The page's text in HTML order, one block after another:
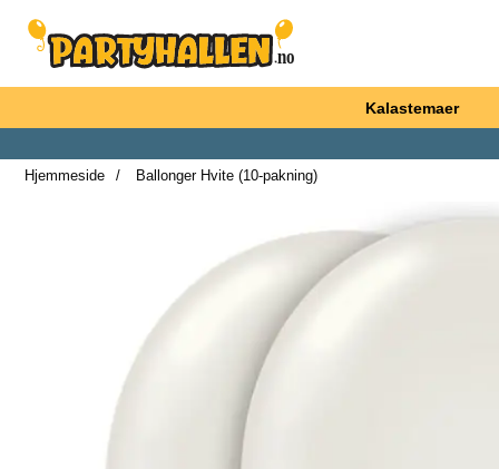
Startsiden for Partyhallen AB
Kalastemaer
Hjemmeside
Ballonger Hvite (10-pakning)